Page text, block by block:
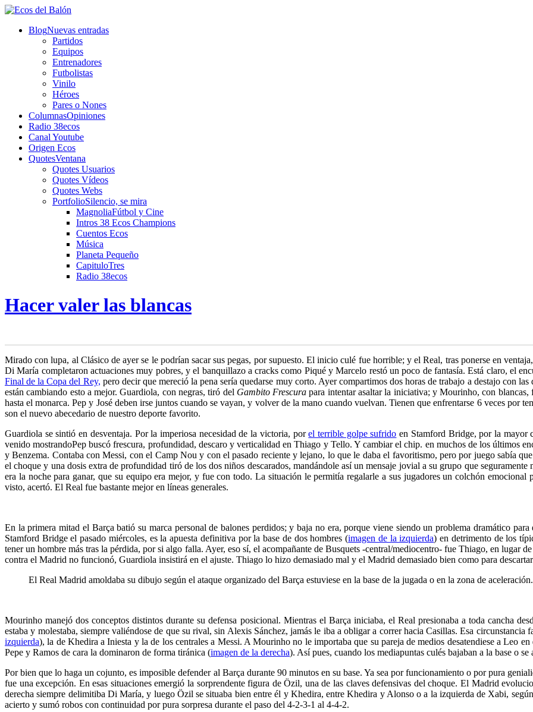
BlogNuevas entradas
Partidos
Equipos
Entrenadores
Futbolistas
Vinilo
Héroes
Pares o Nones
ColumnasOpiniones
Radio 38ecos
Canal Youtube
Origen Ecos
QuotesVentana
Quotes Usuarios
Quotes Vídeos
Quotes Webs
PortfolioSilencio, se mira
MagnoliaFútbol y Cine
Intros 38 Ecos Champions
Cuentos Ecos
Música
Planeta Pequeño
CapituloTres
Radio 38ecos
Hacer valer las blancas
Mirado con lupa, al Clásico de ayer se le podrían sacar sus pegas, por supuesto. El inicio culé fue horrible; y el Real, tras ponerse en
Di María completaron actuacionesmuy pobres, y el banquillazo a cracks como Piqué y Marcelo restó un poco de fantasía. Está claro, el
Final de la Copa del Rey, pero decir que mereció la pena sería quedarse muy corto. Ayer compartimos dos horas de trabajo a destajo con
están cambiando esto a mejor. Guardiola, con negras, tiró del Gambito Frescura para intentar asaltar la iniciativa; y Mourinho, con
hasta el monarca. Pep y José deben irse juntos cuando se vayan, y volver de la mano cuando vuelvan. Tienen que enfrentarse 6 veces por
son el nuevo abecedario de nuestro deporte favorito.
Guardiola se sintió en desventaja. Por la imperiosa necesidad de la victoria, porel terrible golpe sufrido en Stamford Bridge, por la mayor
venido mostrandoPep buscó frescura, profundidad, descaro y verticalidad en Thiago y Tello. Y cambiar el chip. en muchos de los últimos
y Benzema. Contaba con Messi, con el Camp Nou y con el pasado reciente y lejano, lo que le daba el favoritismo, pero por juego sabía
el choque y una dosis extra de profundidad tiró de los dos niños descarados, mandándole así un mensaje jovial a su grupo que
era la noche para ganar, que su equipo era mejor, y fue con todo. La situación le permitía regalarle a sus jugadores un colchón
visto, acertó. El Real fue bastante mejor en líneas generales.
En la primera mitad el Barça batió su marca personal de balones perdidos; y baja no era, porque viene siendo un problema dramático
Stamford Bridge el pasado miércoles, es la apuesta definitiva por la base de dos hombres (imagen de la izquierda) en detrimento de los
tener un hombre más tras la pérdida, por si algo falla. Ayer, eso sí, el acompañante de Busquets -central/mediocentro- fue Thiago, en lugar
contra el Madrid no funcionó, Guardiola insistirá en el ajuste. Thiago lo hizo demasiado mal y el Madrid demasiado bien como para
El Real Madrid amoldaba su dibujo según el ataque organizado del Barça estuviese en la base de la jugada o en la zona de aceleración.
Mourinho manejó dos conceptos distintos durante su defensa posicional. Mientras el Barça iniciaba, el Real presionaba a toda cancha
estaba y molestaba, siempre valiéndose de que su rival, sin Alexis Sánchez, jamás le iba a obligar a correr hacia Casillas. Esa
izquierda), la de Khedira a Iniesta y la de los centrales a Messi. A Mourinho no le importaba que su pareja de medios desatendiese a Leo
Pepe y Ramos de cara la dominaron de forma tiránica (imagen de la derecha). Así pues, cuando los mediapuntas culés bajaban a la base o
Por bien que lo haga un cojunto, es imposible defender al Barça durante 90 minutos en su base. Ya sea por funcionamiento o por pura
fue una excepción. En esas situaciones emergió la sorprendente figura de Özil, una de las claves defensivas del choque. El Madrid
derecha siempre delimitiba Di María, y luego Özil se situaba bien entre él y Khedira, entre Khedira y Alonso o a la izquierda de Xabi,
acierto y sumó robos con continuidad por pura sorpresa durante el paso del 4-2-3-1 al 4-4-2.